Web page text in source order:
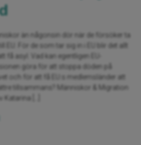
än någonsin dör när de försöker ta
EU. För de som tar sig in i EU blir det allt
få asyl. Vad kan egentligen EU-
göra för att stoppa döden på
och för att få EU:s medlemsländer att
tillsammans? Människor & Migration
Katarina […]